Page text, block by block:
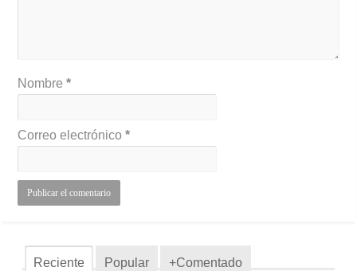
Nombre*
Correo electrónico*
Reciente Popular +Comentado